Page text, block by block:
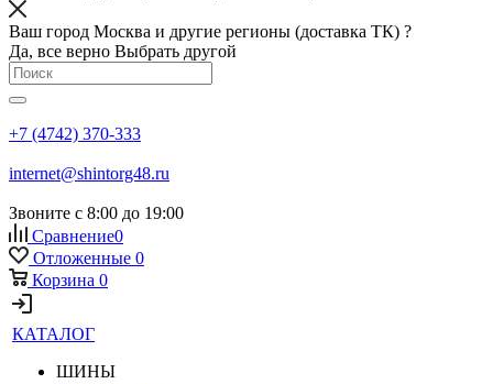
Ваш город Москва и другие регионы (доставка ТК) ?
Да, все верно Выбрать другой
+7 (4742) 370-333
internet@shintorg48.ru
Звоните с 8:00 до 19:00
Сравнение0
Отложенные 0
Корзина 0
КАТАЛОГ
ШИНЫ